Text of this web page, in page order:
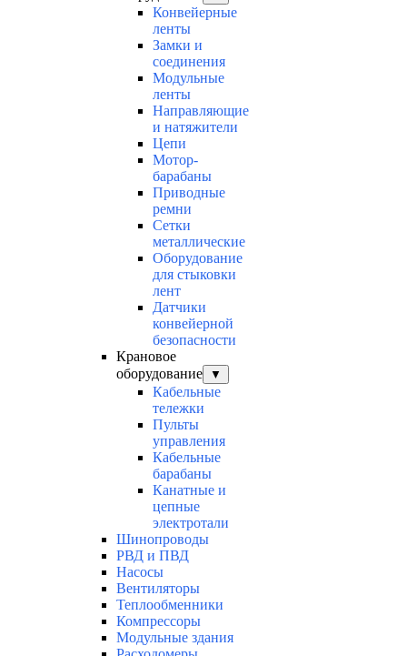
Конвейерные
ленты
Замки и
соединения
Модульные
ленты
Направляющие
и натяжители
Цепи
Мотор-
барабаны
Приводные
ремни
Сетки
металлические
Оборудование
для стыковки
лент
Датчики
конвейерной
безопасности
Крановое
оборудование
▼
Кабельные
тележки
Пульты
управления
Кабельные
барабаны
Канатные и
цепные
электротали
Шинопроводы
РВД и ПВД
Насосы
Вентиляторы
Теплообменники
Компрессоры
Модульные здания